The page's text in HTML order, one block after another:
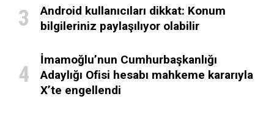
Android kullanıcıları dikkat: Konum
bilgileriniz paylaşılıyor olabilir
İmamoğlu’nun Cumhurbaşkanlığı
Adaylığı Ofisi hesabı mahkeme kararıyla
X’te engellendi